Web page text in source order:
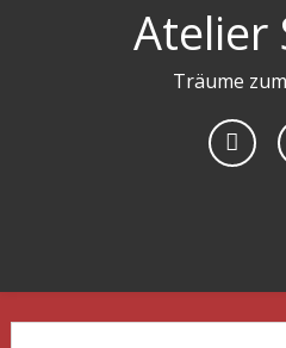
Atelier
Träume